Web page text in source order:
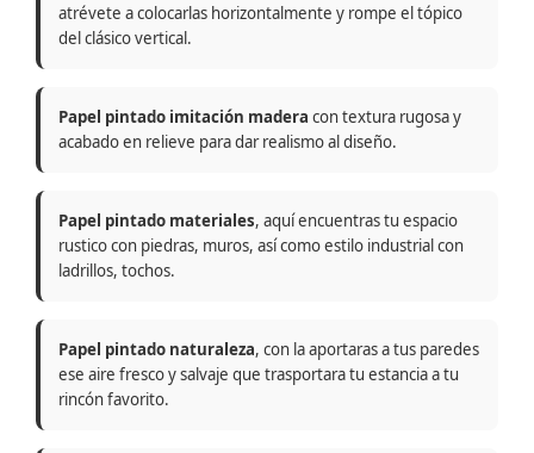
atrévete a colocarlas horizontalmente y rompe el tópico
del clásico vertical.
Papel pintado imitación madera con textura rugosa y
acabado en relieve para dar realismo al diseño.
Papel pintado materiales, aquí encuentras tu espacio
rustico con piedras, muros, así como estilo industrial con
ladrillos, tochos.
Papel pintado naturaleza, con la aportaras a tus paredes
ese aire fresco y salvaje que trasportara tu estancia a tu
rincón favorito.